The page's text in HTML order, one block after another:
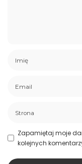
Zapamiętaj moje
kolejnych